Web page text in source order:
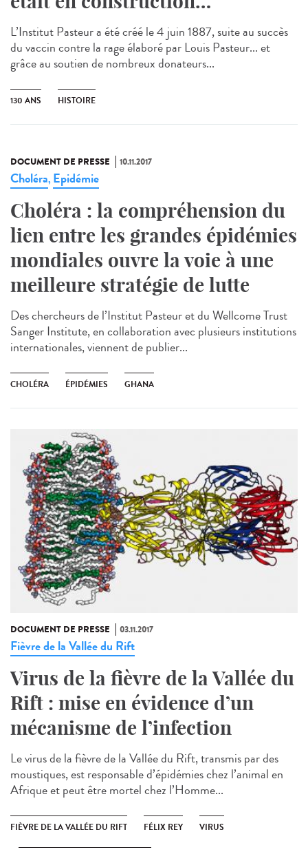
L’Institut Pasteur a été créé le 4 juin 1887, suite au succès
du vaccin contre la rage élaboré par Louis Pasteur... et
grâce au soutien de nombreux donateurs...
130 ANS HISTOIRE
DOCUMENT DE PRESSE 10.11.2017
Choléra, Epidémie
Choléra : la compréhension du
lien entre les grandes épidémies
mondiales ouvre la voie à une
meilleure stratégie de lutte
Des chercheurs de l’Institut Pasteur et du Wellcome Trust
Sanger Institute, en collaboration avec plusieurs institutions
internationales, viennent de publier...
CHOLÉRA ÉPIDÉMIES GHANA
DOCUMENT DE PRESSE 03.11.2017
Fièvre de la Vallée du Rift
Virus de la fièvre de la Vallée du
Rift : mise en évidence d’un
mécanisme de l’infection
Le virus de la fièvre de la Vallée du Rift, transmis par des
moustiques, est responsable d’épidémies chez l’animal en
Afrique et peut être mortel chez l’Homme...
FIÈVRE DE LA VALLÉE DU RIFT FÉLIX REY VIRUS